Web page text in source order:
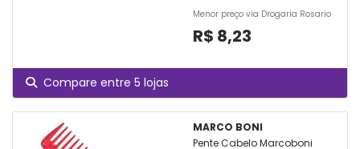
Menor preço via Drogaria Rosario
R$ 8,23
Compare entre 5 lojas
MARCO BONI
Pente Cabelo Marcoboni